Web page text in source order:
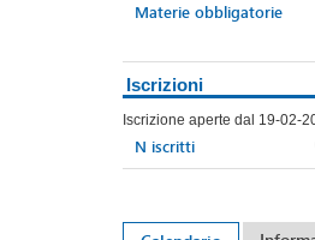
Materie obbligatorie
Iscrizioni
Iscrizione aperte dal 19-02-
N iscritti